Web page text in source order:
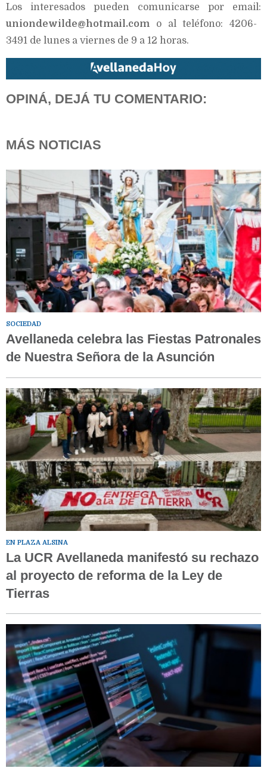
Los interesados pueden comunicarse por email:
uniondewilde@hotmail.com o al teléfono: 4206-
3491 de lunes a viernes de 9 a 12 horas.
OPINÁ, DEJÁ TU COMENTARIO:
MÁS NOTICIAS
SOCIEDAD
Avellaneda celebra las Fiestas Patronales
de Nuestra Señora de la Asunción
EN PLAZA ALSINA
La UCR Avellaneda manifestó su rechazo
al proyecto de reforma de la Ley de
Tierras